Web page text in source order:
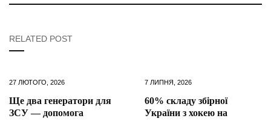
RELATED POST
27 ЛЮТОГО, 2026
Ще два генератори для
ЗСУ — допомога
7 ЛИПНЯ, 2026
60% складу збірної
України з хокею на